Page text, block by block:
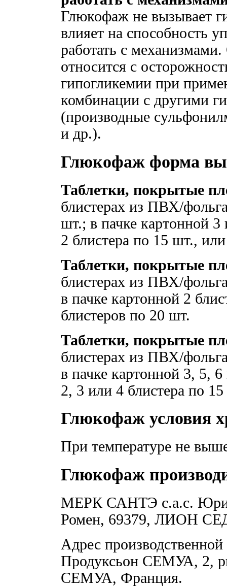
Глюкофаж не вызывает
влияет на способность
работать с
относится с
гипогликемии при
комбинации с другими
(производные
и др.).
Глюкофаж форма
Таблетки, покрытые
блистерах из ПВХ/
шт.; в пачке картонной
2 блистера по 15 шт.,
Таблетки, покрытые
блистерах из ПВХ/
в пачке картонной 2
блистеров по 20 шт.
Таблетки, покрытые
блистерах из ПВХ/
в пачке картонной 3, 5,
2, 3 или 4 блистера по
Глюкофаж условия
При температуре не
Глюкофаж
МЕРК САНТЭ с.а.с.
Ромен, 69379, ЛИОН
Адрес
Продуксьон СЕМУА, 2,
СЕМУА, Франция.